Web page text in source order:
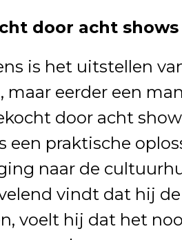
door acht
is het uitstellen
maar eerder een
door acht
een praktische
naar de
vindt dat hij
voelt hij dat het